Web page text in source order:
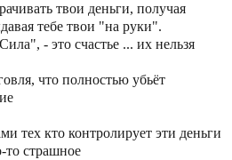
твои деньги, получая
тебе твои "на руки".
- это счастье ... их нельзя
что полностью убьёт
тех кто контролирует эти деньги
то страшное